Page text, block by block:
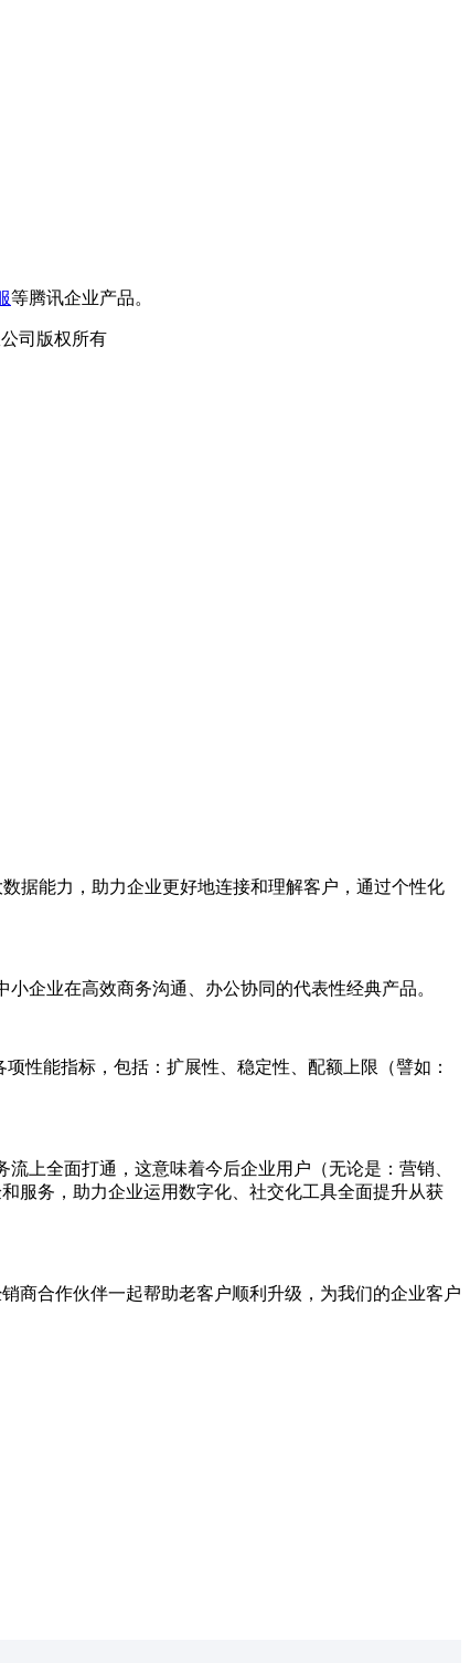
等腾讯企业产品。
公司版权所有
据能力，助力企业更好地连接和理解客户，通过个性化
企业在高效商务沟通、办公协同的代表性经典产品。
性能指标，包括：扩展性、稳定性、配额上限（譬如：
上全面打通，这意味着今后企业用户（无论是：营销、
服务，助力企业运用数字化、社交化工具全面提升从获
商合作伙伴一起帮助老客户顺利升级，为我们的企业客户